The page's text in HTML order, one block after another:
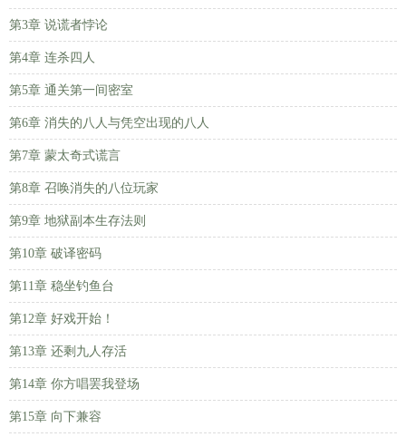
第3章 说谎者悖论
第4章 连杀四人
第5章 通关第一间密室
第6章 消失的八人与凭空出现的八人
第7章 蒙太奇式谎言
第8章 召唤消失的八位玩家
第9章 地狱副本生存法则
第10章 破译密码
第11章 稳坐钓鱼台
第12章 好戏开始！
第13章 还剩九人存活
第14章 你方唱罢我登场
第15章 向下兼容